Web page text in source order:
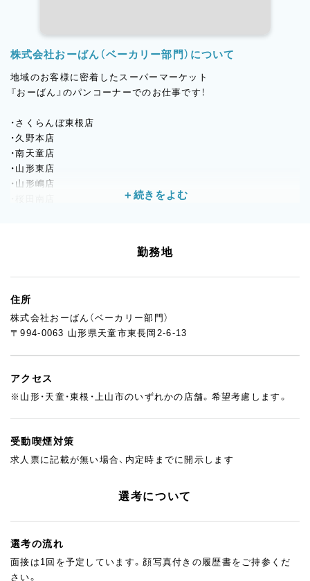
株式会社おーばん（ベーカリー部門）について
地域のお客様に密着したスーパーマーケット
『おーばん』のパンコーナーでのお仕事です！
・さくらんぼ東根店
・久野本店
・南天童店
・山形東店
・山形嶋店
の8店舗で展開していますので
あなたの通いやすさ、働きやすさを
考慮して、活躍の場を決めましょう♪
パン製造に関わった経験があれば年齢不問！
陳列やレジ業務など、
お客様と接する機会も多くやりがいも◎
気軽にご相談くださいね。
勤務地
住所
株式会社おーばん（ベーカリー部門）
〒994-0063 山形県天童市東長岡2-6-13
アクセス
※山形・天童・東根・上山市のいずれかの店舗。希望考慮します。
受動喫煙対策
求人票に記載が無い場合、内定時までに開示します
選考について
選考の流れ
面接は1回を予定しています。顔写真付きの履歴書をご持参くだ
さい。